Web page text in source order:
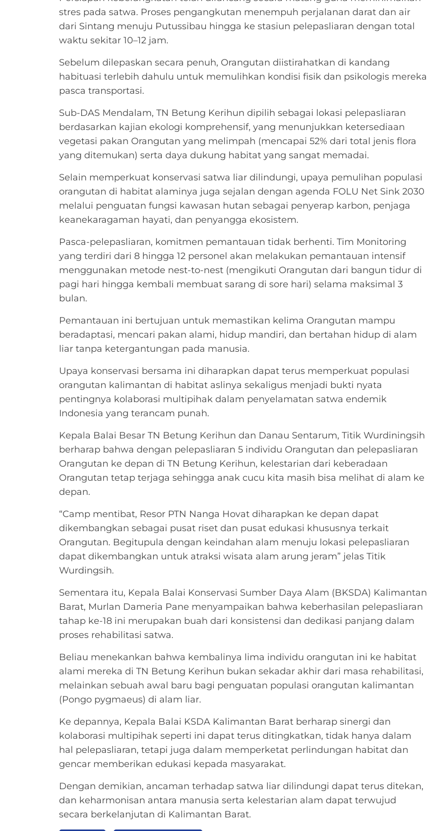
stres pada satwa. Proses pengangkutan menempuh perjalanan darat dan air
dari Sintang menuju Putussibau hingga ke stasiun pelepasliaran dengan total
waktu sekitar 10–12 jam.
Sebelum dilepaskan secara penuh, Orangutan diistirahatkan di kandang
habituasi terlebih dahulu untuk memulihkan kondisi fisik dan psikologis mereka
pasca transportasi.
Sub-DAS Mendalam, TN Betung Kerihun dipilih sebagai lokasi pelepasliaran
berdasarkan kajian ekologi komprehensif, yang menunjukkan ketersediaan
vegetasi pakan Orangutan yang melimpah (mencapai 52% dari total jenis flora
yang ditemukan) serta daya dukung habitat yang sangat memadai.
Selain memperkuat konservasi satwa liar dilindungi, upaya pemulihan populasi
orangutan di habitat alaminya juga sejalan dengan agenda FOLU Net Sink 2030
melalui penguatan fungsi kawasan hutan sebagai penyerap karbon, penjaga
keanekaragaman hayati, dan penyangga ekosistem.
Pasca-pelepasliaran, komitmen pemantauan tidak berhenti. Tim Monitoring
yang terdiri dari 8 hingga 12 personel akan melakukan pemantauan intensif
menggunakan metode nest-to-nest (mengikuti Orangutan dari bangun tidur di
pagi hari hingga kembali membuat sarang di sore hari) selama maksimal 3
bulan.
Pemantauan ini bertujuan untuk memastikan kelima Orangutan mampu
beradaptasi, mencari pakan alami, hidup mandiri, dan bertahan hidup di alam
liar tanpa ketergantungan pada manusia.
Upaya konservasi bersama ini diharapkan dapat terus memperkuat populasi
orangutan kalimantan di habitat aslinya sekaligus menjadi bukti nyata
pentingnya kolaborasi multipihak dalam penyelamatan satwa endemik
Indonesia yang terancam punah.
Kepala Balai Besar TN Betung Kerihun dan Danau Sentarum, Titik Wurdiningsih
berharap bahwa dengan pelepasliaran 5 individu Orangutan dan pelepasliaran
Orangutan ke depan di TN Betung Kerihun, kelestarian dari keberadaan
Orangutan tetap terjaga sehingga anak cucu kita masih bisa melihat di alam ke
depan.
“Camp mentibat, Resor PTN Nanga Hovat diharapkan ke depan dapat
dikembangkan sebagai pusat riset dan pusat edukasi khususnya terkait
Orangutan. Begitupula dengan keindahan alam menuju lokasi pelepasliaran
dapat dikembangkan untuk atraksi wisata alam arung jeram” jelas Titik
Wurdingsih.
​Sementara itu, Kepala Balai Konservasi Sumber Daya Alam (BKSDA) Kalimantan
Barat, Murlan Dameria Pane menyampaikan bahwa keberhasilan pelepasliaran
tahap ke-18 ini merupakan buah dari konsistensi dan dedikasi panjang dalam
proses rehabilitasi satwa.
Beliau menekankan bahwa kembalinya lima individu orangutan ini ke habitat
alami mereka di TN Betung Kerihun bukan sekadar akhir dari masa rehabilitasi,
melainkan sebuah awal baru bagi penguatan populasi orangutan kalimantan
(Pongo pygmaeus) di alam liar.
​Ke depannya, Kepala Balai KSDA Kalimantan Barat berharap sinergi dan
kolaborasi multipihak seperti ini dapat terus ditingkatkan, tidak hanya dalam
hal pelepasliaran, tetapi juga dalam memperketat perlindungan habitat dan
gencar memberikan edukasi kepada masyarakat.
Dengan demikian, ancaman terhadap satwa liar dilindungi dapat terus ditekan,
dan keharmonisan antara manusia serta kelestarian alam dapat terwujud
secara berkelanjutan di Kalimantan Barat.